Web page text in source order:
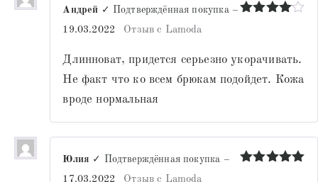
Андрей ✓ Подтверждённая покупка –
19.03.2022
Отзыв с Lamoda
Длинноват, придется серьезно укорачивать.
Не факт что ко всем брюкам подойдет. Кожа
вроде нормальная
Юлия ✓ Подтверждённая покупка –
17.03.2022
Отзыв с Lamoda